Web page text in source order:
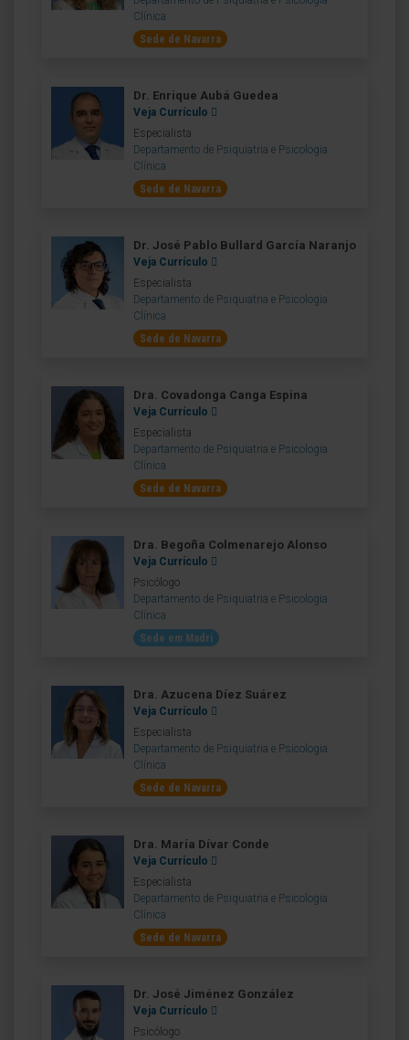
Clínica
Sede de Navarra
Dr. Enrique Aubá Guedea
Veja Currículo
Especialista
Departamento de Psiquiatria e Psicologia
Clínica
Sede de Navarra
Dr. José Pablo Bullard García Naranjo
Veja Currículo
Especialista
Departamento de Psiquiatria e Psicologia
Clínica
Sede de Navarra
Dra. Covadonga Canga Espina
Veja Currículo
Especialista
Departamento de Psiquiatria e Psicologia
Clínica
Sede de Navarra
Dra. Begoña Colmenarejo Alonso
Veja Currículo
Psicólogo
Departamento de Psiquiatria e Psicologia
Clínica
Sede em Madri
Dra. Azucena Díez Suárez
Veja Currículo
Especialista
Departamento de Psiquiatria e Psicologia
Clínica
Sede de Navarra
Dra. María Dívar Conde
Veja Currículo
Especialista
Departamento de Psiquiatria e Psicologia
Clínica
Sede de Navarra
Dr. José Jiménez González
Veja Currículo
Psicólogo